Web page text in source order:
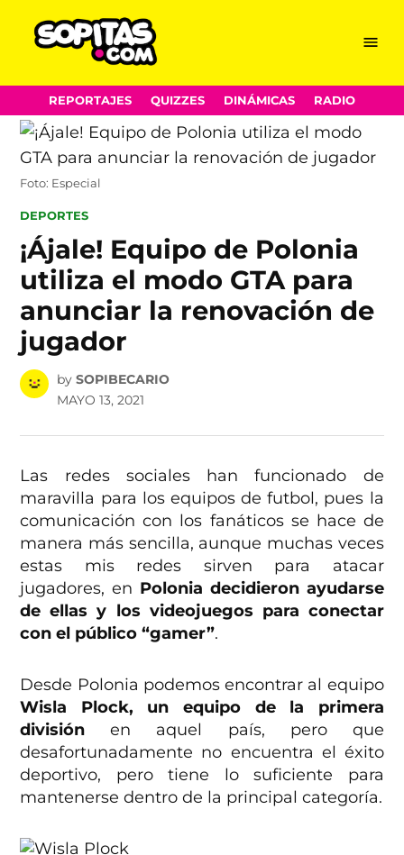
Skip
to
content
Menu
REPORTAJES QUIZZES DINÁMICAS RADIO
Foto: Especial
POSTED
DEPORTES
¡Ájale! Equipo de Polonia
utiliza el modo GTA para
anunciar la renovación de
jugador
by SOPIBECARIO
MAYO 13, 2021
Las redes sociales han funcionado de
maravilla para los equipos de futbol, pues la
comunicación con los fanáticos se hace de
manera más sencilla, aunque muchas veces
estas mis redes sirven para atacar
jugadores, en Polonia decidieron ayudarse
de ellas y los videojuegos para conectar
con el público “gamer”.
Desde Polonia podemos encontrar al equipo
Wisla Plock, un equipo de la primera
división en aquel país, pero que
desafortunadamente no encuentra el éxito
deportivo, pero tiene lo suficiente para
mantenerse dentro de la principal categoría.